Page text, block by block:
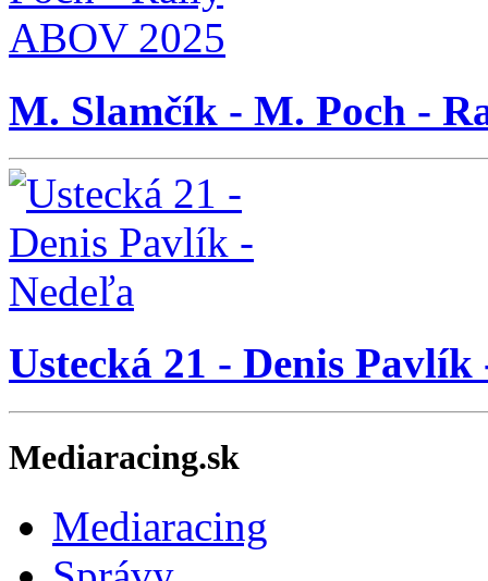
M. Slamčík - M. Poch -
Ustecká 21 - Denis
Mediaracing.sk
Mediaracing